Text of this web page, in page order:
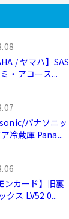
/ ヤマハ】SAS
・アコース...
パナソニッ
冷蔵庫 Pana...
ンカード】旧裏
クス LV52 0...